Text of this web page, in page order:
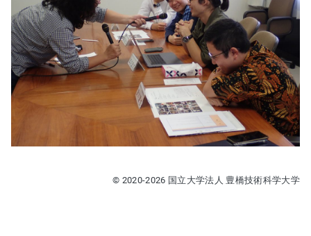
© 2020-2026 国立大学法人 豊橋技術科学大学